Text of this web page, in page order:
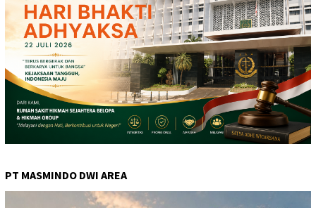
PT MASMINDO DWI AREA